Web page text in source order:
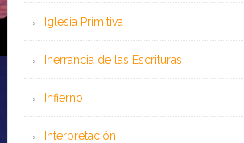
Iglesia Primitiva
Inerrancia de las Escrituras
Infierno
Interpretación